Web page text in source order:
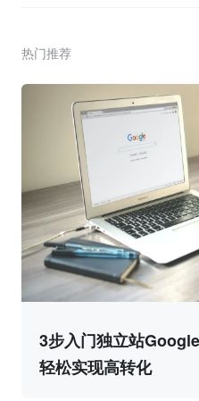
热门推荐
3步入门独立站
轻松实现高转化